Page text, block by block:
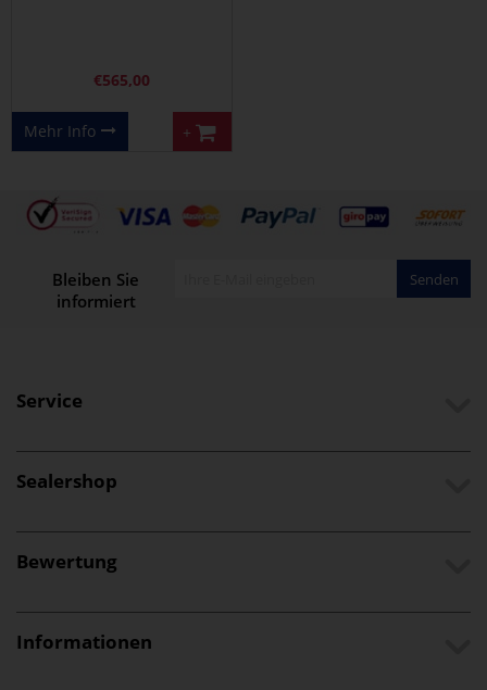
€565,00
Mehr Info +
Bleiben Sie
informiert
Senden
Service
Sealershop
Bewertung
Informationen